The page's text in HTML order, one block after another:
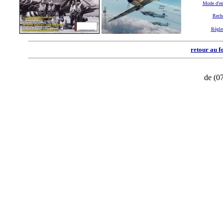
Mode
retour au
de